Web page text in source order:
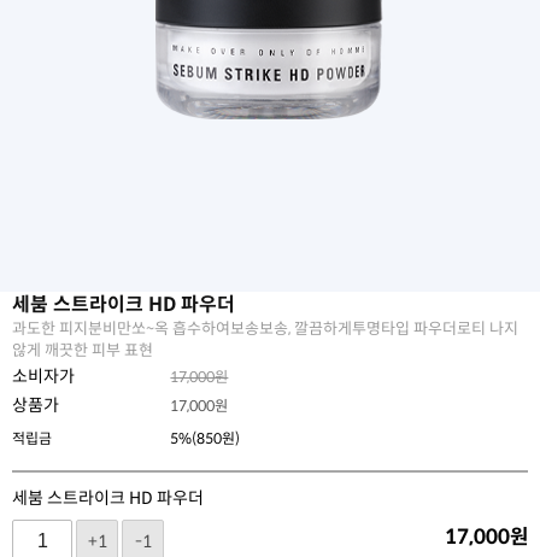
세붐 스트라이크 HD 파우더
과도한 피지분비만쏘~옥 흡수하여보송보송, 깔끔하게투명타입 파우더로티 나지
않게 깨끗한 피부 표현
소비자가 17,000원
상품가 17,000원
적립금
5%(850원)
세붐 스트라이크 HD 파우더
+1
-1 17,000원